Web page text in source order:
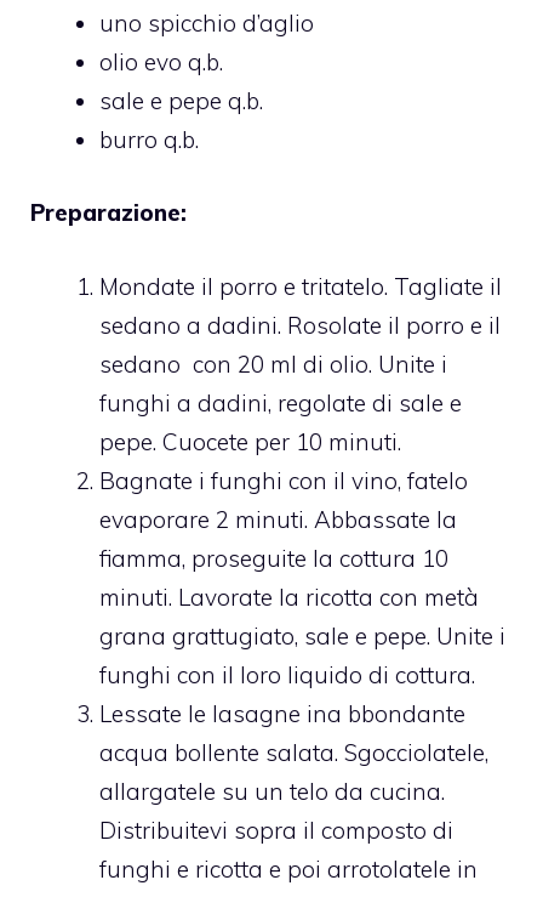
uno spicchio d’aglio
olio evo q.b.
sale e pepe q.b.
burro q.b.
Preparazione:
Mondate il porro e tritatelo. Tagliate il
sedano a dadini. Rosolate il porro e il
sedano con 20 ml di olio. Unite i
funghi a dadini, regolate di sale e
pepe. Cuocete per 10 minuti.
Bagnate i funghi con il vino, fatelo
evaporare 2 minuti. Abbassate la
fiamma, proseguite la cottura 10
minuti. Lavorate la ricotta con metà
grana grattugiato, sale e pepe. Unite i
funghi con il loro liquido di cottura.
Lessate le lasagne ina bbondante
acqua bollente salata. Sgocciolatele,
allargatele su un telo da cucina.
Distribuitevi sopra il composto di
funghi e ricotta e poi arrotolatele in